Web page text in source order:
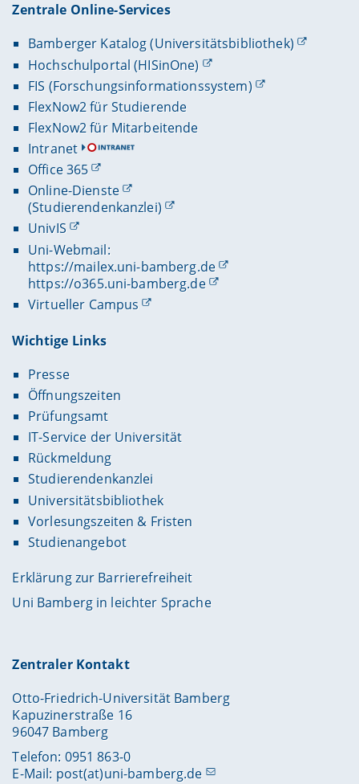
Zentrale Online-Services
Bamberger Katalog (Universitätsbibliothek)
Hochschulportal (HISinOne)
FIS (Forschungsinformationssystem)
FlexNow2 für Studierende
FlexNow2 für Mitarbeitende
Intranet
Office 365
Online-Dienste
(Studierendenkanzlei)
UnivIS
Uni-Webmail:
https://mailex.uni-bamberg.de
https://o365.uni-bamberg.de
Virtueller Campus
Wichtige Links
Presse
Öffnungszeiten
Prüfungsamt
IT-Service der Universität
Rückmeldung
Studierendenkanzlei
Universitätsbibliothek
Vorlesungszeiten & Fristen
Studienangebot
Erklärung zur Barrierefreiheit
Uni Bamberg in leichter Sprache
Zentraler Kontakt
Otto-Friedrich-Universität Bamberg
Kapuzinerstraße 16
96047 Bamberg
Telefon: 0951 863-0
E-Mail: post(at)uni-bamberg.de